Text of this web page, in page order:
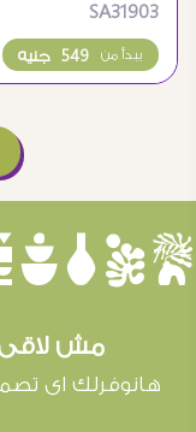
SA31903
549 جنيه يبدأ من
مش لاقى
هانوفرلك اى